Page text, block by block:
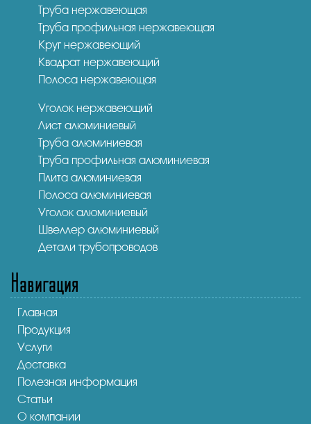
Труба нержавеющая
Труба профильная нержавеющая
Круг нержавеющий
Квадрат нержавеющий
Полоса нержавеющая
Уголок нержавеющий
Лист алюминиевый
Труба алюминиевая
Труба профильная алюминиевая
Плита алюминиевая
Полоса алюминиевая
Уголок алюминиевый
Швеллер алюминиевый
Детали трубопроводов
Навигация
Главная
Продукция
Услуги
Доставка
Полезная информация
Статьи
О компании